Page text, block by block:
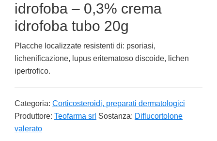
idrofoba – 0,3% crema
idrofoba tubo 20g
Placche localizzate resistenti di: psoriasi,
lichenificazione, lupus eritematoso discoide, lichen
ipertrofico.
Categoria: Corticosteroidi, preparati dermatologici
Produttore: Teofarma srl Sostanza: Diflucortolone
valerato